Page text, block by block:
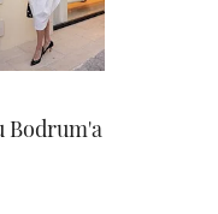
Bodrum'a